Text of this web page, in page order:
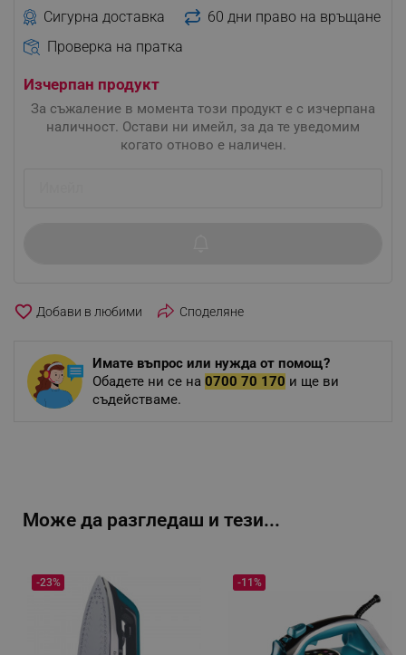
Сигурна доставка
60 дни право на връщане
Проверка на пратка
Изчерпан продукт
За съжаление в момента този продукт е с изчерпана
наличност. Остави ни имейл, за да те уведомим
когато отново е наличен.
favorite_border Споделяне
Имате въпрос или нужда от помощ?
Обадете ни се на 0700 70 170 и ще ви
съдействаме.
Може да разгледаш и тези...
-23% -11%